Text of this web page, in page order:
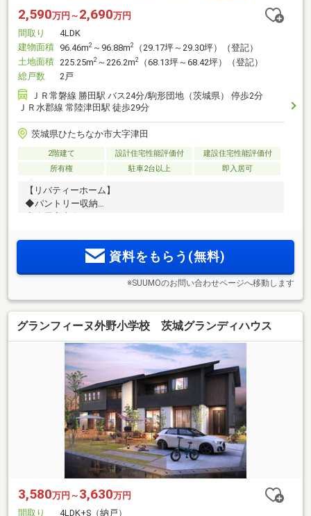
2,590万円～ 2,690万円
間取り
4LDK
建物面積 96.46m2 ～96.88m2
（29.17坪～29.30坪）（登記）
土地面積 225.25m2 ～226.2m2
（68.13坪～68.42坪）（登記）
総戸数
2戸
ＪＲ常磐線 勝田駅 バス24分/駒形団地（茨城県） 停歩2分
ＪＲ水郡線 常陸津田駅 徒歩29分
茨城県ひたちなか市大字津田
2階建て 設計住宅性能評価付
建設住宅性能評価付
所有権
駐車2台以上 即入居可
【リバティーホーム】
◆パントリー収納
資料をもらう(無料)
※SUUMOのお問い合わせページへ移動します
グランフィーヌ外野小学校 茨城グランディハウス
3,580万円～ 3,630万円
間取り
4LDK+S（納戸）